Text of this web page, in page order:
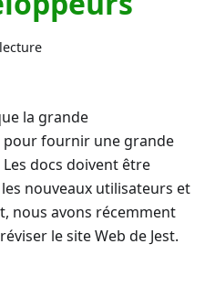
la grande
fournir une grande
docs doivent être
nouveaux utilisateurs et
nous avons récemment
le site Web de Jest.